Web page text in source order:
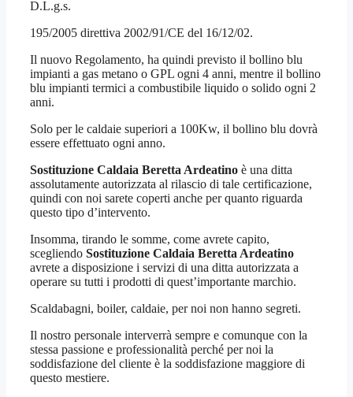
D.L.g.s.
195/2005 direttiva 2002/91/CE del 16/12/02.
Il nuovo Regolamento, ha quindi previsto il bollino blu
impianti a gas metano o GPL ogni 4 anni, mentre il bollino
blu impianti termici a combustibile liquido o solido ogni 2
anni.
Solo per le caldaie superiori a 100Kw, il bollino blu dovrà
essere effettuato ogni anno.
Sostituzione Caldaia Beretta Ardeatino è una ditta
assolutamente autorizzata al rilascio di tale certificazione,
quindi con noi sarete coperti anche per quanto riguarda
questo tipo d’intervento.
Insomma, tirando le somme, come avrete capito,
scegliendo Sostituzione Caldaia Beretta Ardeatino
avrete a disposizione i servizi di una ditta autorizzata a
operare su tutti i prodotti di quest’importante marchio.
Scaldabagni, boiler, caldaie, per noi non hanno segreti.
Il nostro personale interverrà sempre e comunque con la
stessa passione e professionalità perché per noi la
soddisfazione del cliente è la soddisfazione maggiore di
questo mestiere.